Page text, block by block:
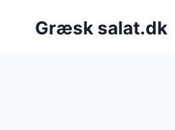
Græsk salat.dk